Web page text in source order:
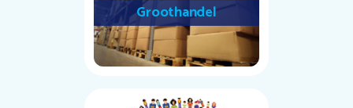
Groothandel